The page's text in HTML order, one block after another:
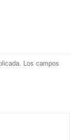
Los campos